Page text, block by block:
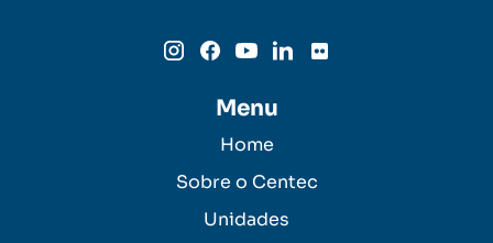
Menu
Home
Sobre o Centec
Unidades